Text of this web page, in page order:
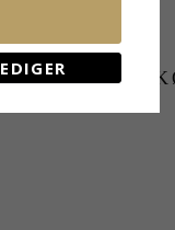
HAR OGSÁ